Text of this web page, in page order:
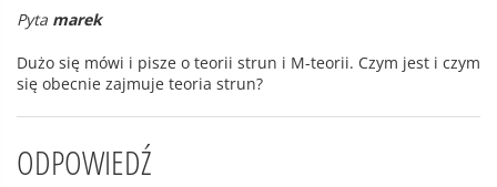
Pyta marek
Dużo się mówi i pisze o teorii strun i M-teorii. Czym jest i czym
się obecnie zajmuje teoria strun?
ODPOWIEDŹ